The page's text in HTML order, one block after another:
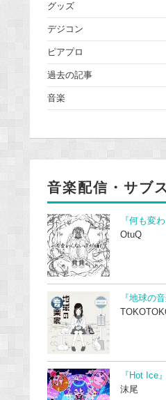
グッズ
デジコン
ピアプロ
過去の記事
音楽
音楽配信・サブ
『何も変
OtuQ
『地球の音
『Hot Ice』
沫尾